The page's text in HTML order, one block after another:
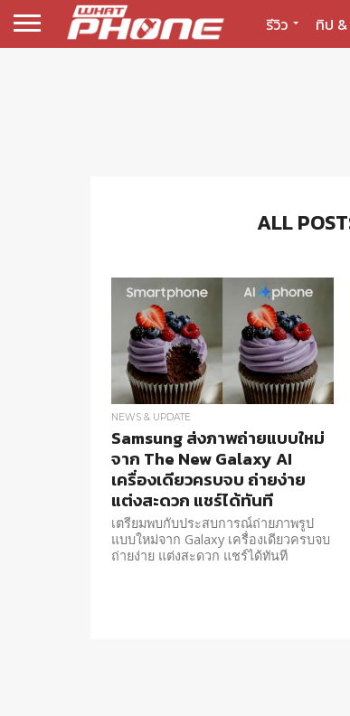
รีวิว ทิป
ALL
NEWS & UPDATE
Samsung ส่งภาพถ่ายแบบใหม่
จาก The New Galaxy AI
เครื่องเดียวครบจบ ถ่ายง่าย
แต่งสะดวก แชร์ได้ทันที
เตรียมพบกับประสบการณ์ถ่ายภาพรูป
แบบใหม่จาก Galaxy เครื่องเดียวครบจบ
ถ่ายง่าย แต่งสะดวก แชร์ได้ทันที